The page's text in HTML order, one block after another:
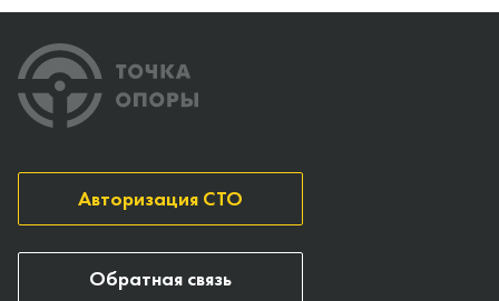
Авторизация СТО
Обратная связь